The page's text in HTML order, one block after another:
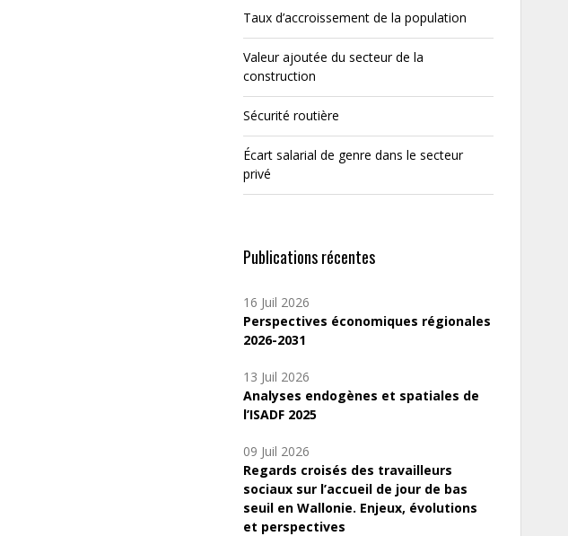
Taux d’accroissement de la population
Valeur ajoutée du secteur de la
construction
Sécurité routière
Écart salarial de genre dans le secteur
privé
Publications récentes
16 Juil 2026
Perspectives économiques régionales
2026-2031
13 Juil 2026
Analyses endogènes et spatiales de
l’ISADF 2025
09 Juil 2026
Regards croisés des travailleurs
sociaux sur l’accueil de jour de bas
seuil en Wallonie. Enjeux, évolutions
et perspectives